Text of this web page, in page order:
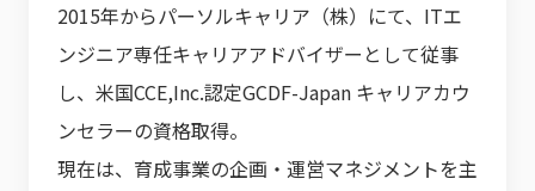
2015年からパーソルキャリア（株）にて、ITエ
ンジニア専任キャリアアドバイザーとして従事
し、米国CCE,Inc.認定GCDF-Japan キャリアカウ
ンセラーの資格取得。
現在は、育成事業の企画・運営マネジメントを主